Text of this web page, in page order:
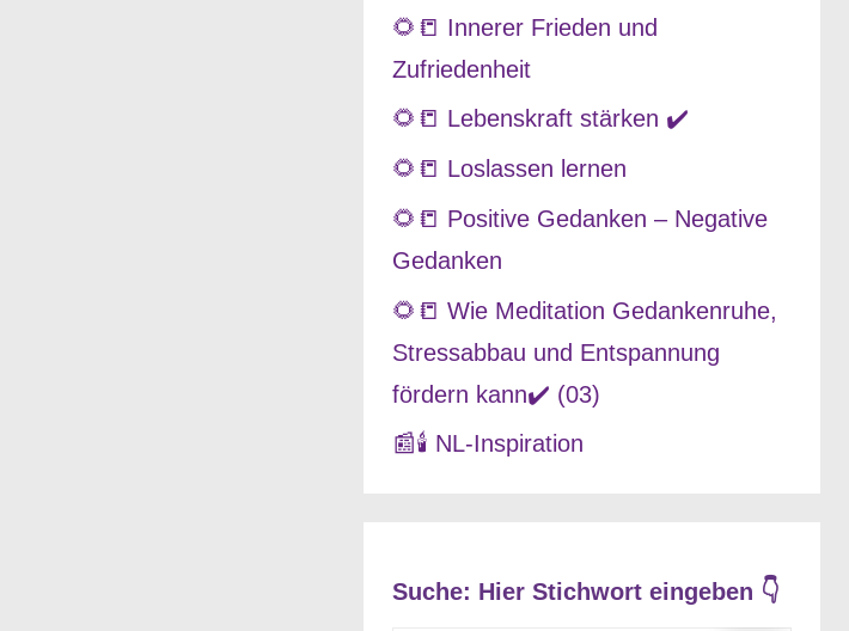
🌻📒 Innerer Frieden und
Zufriedenheit
🌻📒 Lebenskraft stärken ✔️
🌻📒 Loslassen lernen
🌻📒 Positive Gedanken – Negative
Gedanken
🌻📒 Wie Meditation Gedankenruhe,
Stressabbau und Entspannung
fördern kann✔️ (03)
📰🕯️ NL-Inspiration
Suche: Hier Stichwort eingeben 👇